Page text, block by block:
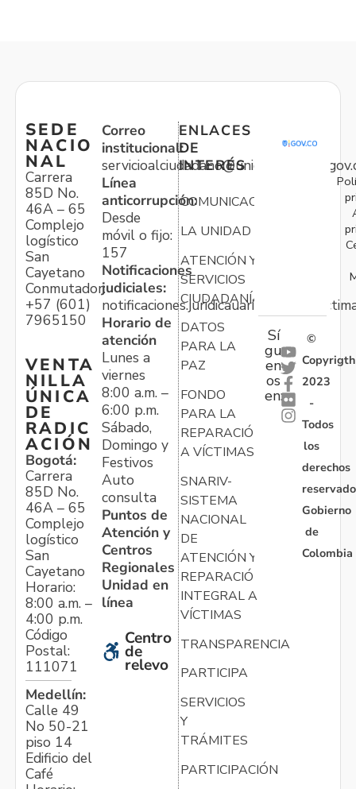
SEDE
NACIO
NAL
Carrera
85D No.
46A – 65
Complejo
logístico
San
Cayetano
Conmutador:
+57 (601)
7965150
VENTA
NILLA
ÚNICA
DE
RADIC
ACIÓN
Bogotá:
Carrera
85D No.
46A – 65
Complejo
logístico
San
Cayetano
Horario:
8:00 a.m. –
4:00 p.m.
Código
Postal:
111071
Medellín:
Calle 49
No 50-21
piso 14
Edificio del
Café
Correo
institucional:
Línea
anticorrupción:
Desde
móvil o fijo:
157
Notificaciones
judiciales:
Horario de
atención
Lunes a
viernes
8:00 a.m. –
6:00 p.m.
Sábado,
Domingo y
Festivos
Auto
consulta
Puntos de
Atención y
Centros
Regionales
Unidad en
línea
Centro
de
relevo
ENLACES
DE
INTERÉS
COMUNICACIONES
LA UNIDAD
ATENCIÓN Y
SERVICIOS
CIUDADANÍA
DATOS
PARA LA
PAZ
FONDO
PARA LA
REPARACIÓN
A VÍCTIMAS
SNARIV-
SISTEMA
NACIONAL
DE
ATENCIÓN Y
REPARACIÓN
INTEGRAL A
VÍCTIMAS
TRANSPARENCIA
PARTICIPA
SERVICIOS
Y
TRÁMITES
PARTICIPACIÓN
Sí
gu
en
os
en:
©
Copyrigth
2023
-
Todos
los
derechos
Gobierno
de
Colombia